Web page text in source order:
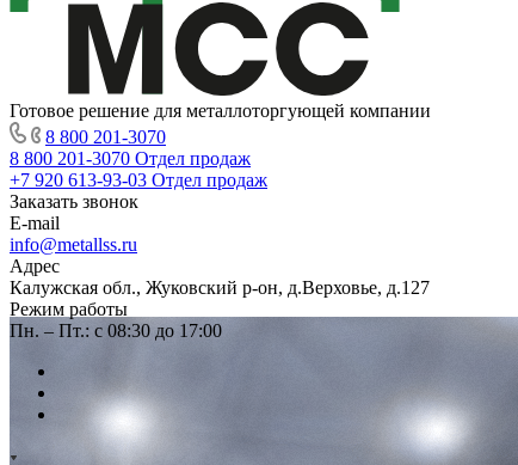
Готовое решение для металлоторгующей компании
8 800 201-3070
8 800 201-3070 Отдел продаж
+7 920 613-93-03 Отдел продаж
Заказать звонок
E-mail
info@metallss.ru
Адрес
Калужская обл., Жуковский р-он, д.Верховье, д.127
Режим работы
Пн. – Пт.: с 08:30 до 17:00